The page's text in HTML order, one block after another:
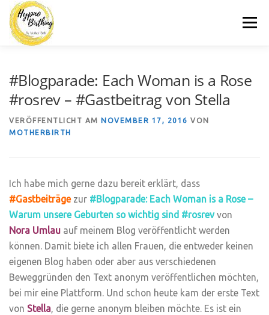
Zum
Inhalt
springen
Menü
BLOG
#Blogparade: Each Woman is a Rose
#rosrev – #Gastbeitrag von Stella
VERÖFFENTLICHT AM NOVEMBER 17, 2016 VON
MOTHERBIRTH
Ich habe mich gerne dazu bereit erklärt, dass
#Gastbeiträgezur #Blogparade: Each Woman is a Rose –
Warum unsere Geburten so wichtig sind #rosrevvon
Nora Umlau auf meinem Blog veröffentlicht werden
können. Damit biete ich allen Frauen, die entweder keinen
eigenen Blog haben oder aber aus verschiedenen
Beweggründen den Text anonym veröffentlichen möchten,
bei mir eine Plattform. Und schon heute kam der erste Text
von Stella, die gerne anonym bleiben möchte. Es ist ein